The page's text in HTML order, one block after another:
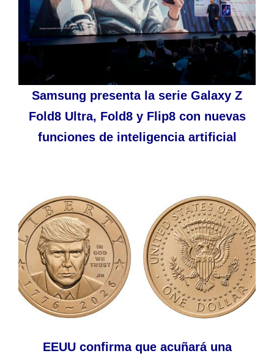
Samsung presenta la serie Galaxy Z
Fold8 Ultra, Fold8 y Flip8 con nuevas
funciones de inteligencia artificial
EEUU confirma que acuñará una